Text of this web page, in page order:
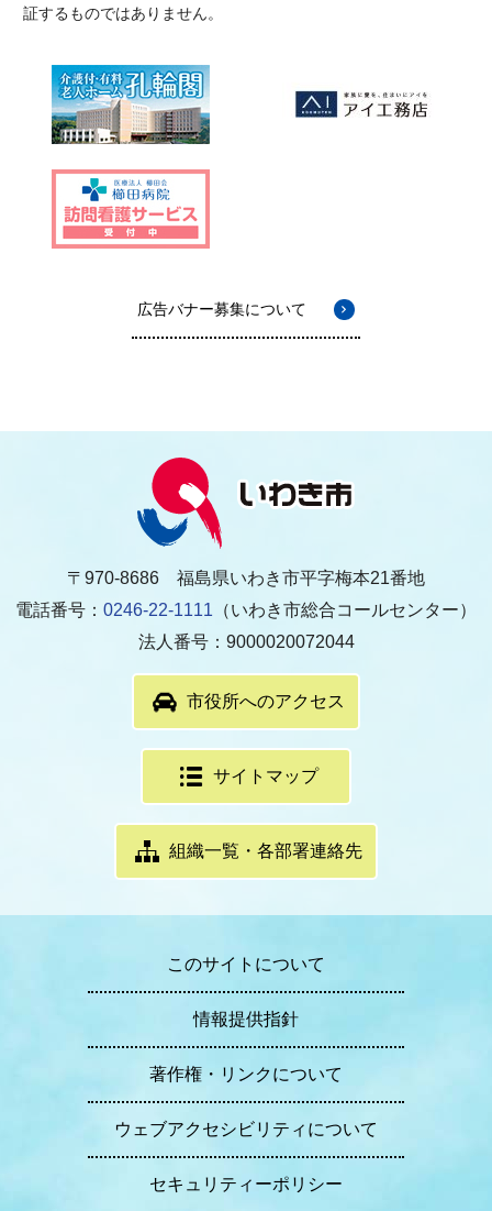
証するものではありません。
広告バナー募集について
〒970-8686 福島県いわき市平字梅本21番地
電話番号： 0246-22-1111 （いわき市総合コールセンター）
法人番号：9000020072044
市役所へのアクセス
サイトマップ
組織一覧・各部署連絡先
このサイトについて
情報提供指針
著作権・リンクについて
ウェブアクセシビリティについて
セキュリティーポリシー